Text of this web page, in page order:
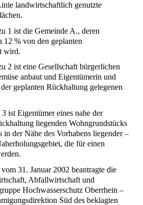
landwirtschaftlich genutzte
1 ist die Gemeinde A., deren
12 % von den geplanten
wird.
2 ist eine Gesellschaft bürgerlichen
anbaut und Eigentümerin und
geplanten Rückhaltung gelegenen
ist Eigentümer eines nahe der
liegenden Wohngrundstücks
in der Nähe des Vorhabens liegender –
die für einen
31. Januar 2002 beantragte die
Abfallwirtschaft und
Hochwasserschutz Oberrhein –
Süd des beklagten